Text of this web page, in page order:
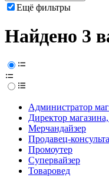
Ещё фильтры
Найдено 3
Администратор
Директор
Мерчандайзер
Продавец-
Промоутер
Супервайзер
Товаровед